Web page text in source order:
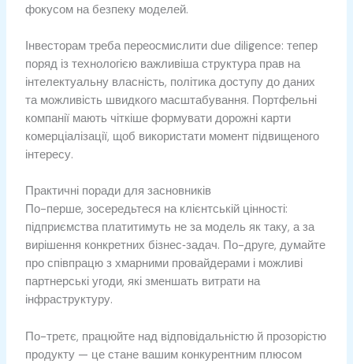
фокусом на безпеку моделей.
Інвесторам треба переосмислити due diligence: тепер
поряд із технологією важливіша структура прав на
інтелектуальну власність, політика доступу до даних
та можливість швидкого масштабування. Портфельні
компанії мають чіткіше формувати дорожні карти
комерціалізації, щоб використати момент підвищеного
інтересу.
Практичні поради для засновників
По-перше, зосередьтеся на клієнтській цінності:
підприємства платитимуть не за модель як таку, а за
вирішення конкретних бізнес‑задач. По-друге, думайте
про співпрацю з хмарними провайдерами і можливі
партнерські угоди, які зменшать витрати на
інфраструктуру.
По-третє, працюйте над відповідальністю й прозорістю
продукту — це стане вашим конкурентним плюсом